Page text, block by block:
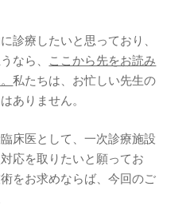
診療したいと思っており、
なら、 ここから先をお読み
私たちは、お忙しい先生の
ありません。
床医として、一次診療施設
応を取りたいと願ってお
をお求めならば、今回のご